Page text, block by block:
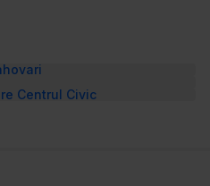
Centrul Civic